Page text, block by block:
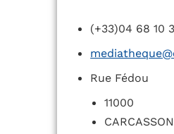
(+33)04 68 10
Rue Fédou
11000